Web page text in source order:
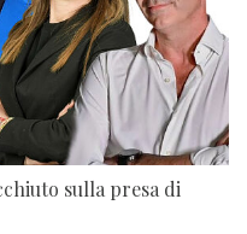
sulla presa di